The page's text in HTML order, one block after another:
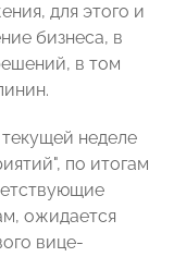
для этого и
бизнеса, в
в том
неделе
по итогам
ожидается
вице-